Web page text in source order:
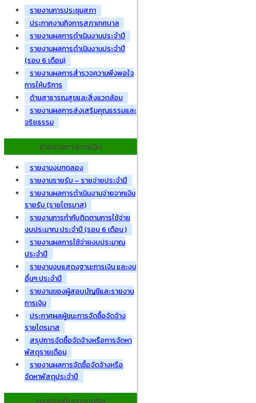
รายงานการประชุมสภา
ประกาศงานกิจการสภาเทศบาล
รายงานผลการดำเนินงานประจำปี
รายงานผลการดำเนินงานประจำปี
(รอบ 6 เดือน)
รายงานผลการสำรวจความพึงพอใจ
การให้บริการ
ด้านสาธารณสุขและสิ่งแวดล้อม
รายงานผลการส่งเสริมคุณธรรมและ
จริยธรรม
รายงานทางการเงิน
รายงานงบทดลอง
รายงานรายรับ – รายจ่ายประจำปี
รายงานผลการดำเนินงานจ่ายจากเงิน
รายรับ (รายไตรมาส)
รายงานการกำกับติดตามการใช้จ่าย
งบประมาณ ประจำปี (รอบ 6 เดือน )
รายงานผลการใช้จ่ายงบประมาณ
ประจำปี
รายงานงบแสดงฐานะการเงิน และงบ
อื่นๆ ประจำปี
รายงานของผู้สอบบัญชีและรายงาน
การเงิน
ประกาศผลผู้ชนะการจัดซื้อจัดจ้าง
รายไตรมาส
สรุปการจัดซื้อจัดจ้างหรือการจัดหา
พัสดุรายเดือน
รายงานผลการจัดซื้อจัดจ้างหรือ
จัดหาพัสดุประจำปี